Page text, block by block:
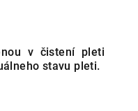
v čistení pleti
stavu pleti.